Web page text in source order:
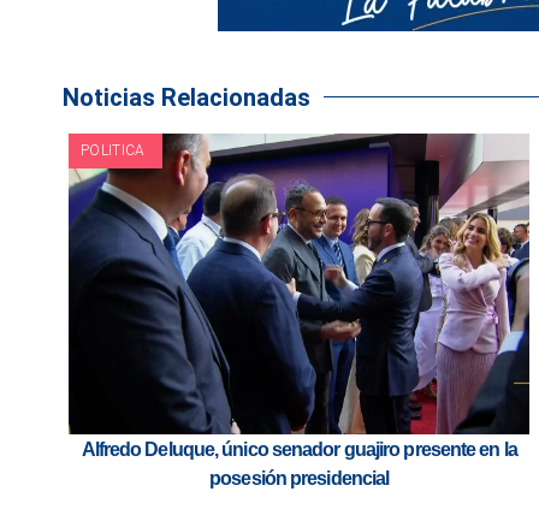
Noticias Relacionadas
POLITICA
Alfredo Deluque, único senador guajiro presente en la
posesión presidencial